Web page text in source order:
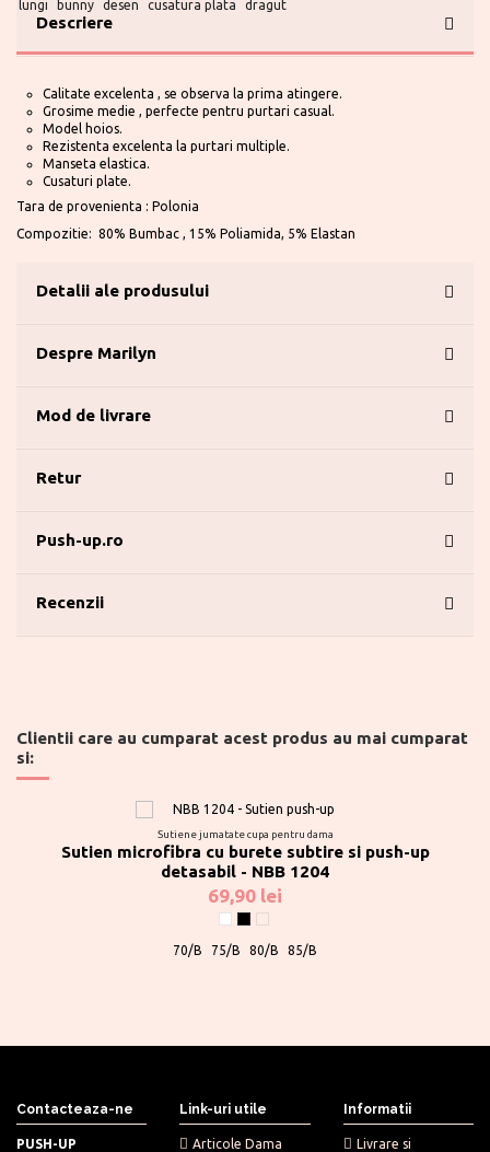
lungi
bunny desen cusatura plata dragut
Descriere
Calitate excelenta , se observa la prima atingere.
Grosime medie , perfecte pentru purtari casual.
Model hoios.
Rezistenta excelenta la purtari multiple.
Manseta elastica.
Cusaturi plate.
Tara de provenienta : Polonia
Compozitie: 80% Bumbac , 15% Poliamida, 5% Elastan
Detalii ale produsului
Despre Marilyn
Mod de livrare
Retur
Push-up.ro
Recenzii
Clientii care au cumparat acest produs au mai cumparat
si:
Sutiene jumatate cupa pentru dama
Sutien microfibra cu burete subtire si push-up
detasabil - NBB 1204
69,90 lei
AlbNegruNude
70/B
75/B 80/B 85/B
Contacteaza-ne
PUSH-UP
Link-uri utile
Articole Dama
Informatii
Livrare si